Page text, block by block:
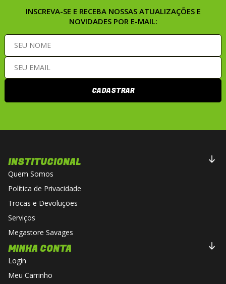
INSCREVA-SE E RECEBA NOSSAS ATUALIZAÇÕES E
NOVIDADES POR E-MAIL:
CADASTRAR
INSTITUCIONAL
Quem Somos
Política de Privacidade
Trocas e Devoluções
Serviços
Megastore Savages
MINHA CONTA
Login
Meu Carrinho